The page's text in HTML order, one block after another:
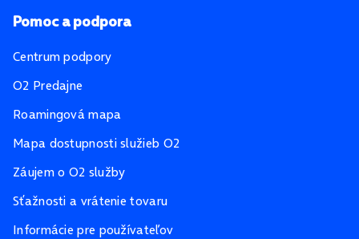
Pomoc a podpora
Centrum podpory
O2 Predajne
Roamingová mapa
Mapa dostupnosti služieb O2
Záujem o O2 služby
Sťažnosti a vrátenie tovaru
Informácie pre používateľov